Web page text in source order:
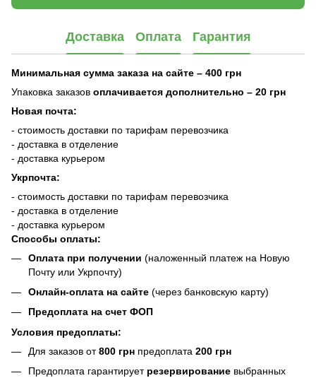
Доставка Оплата Гарантия
Минимальная сумма заказа на сайте – 400 грн
Упаковка заказов оплачивается дополнительно – 20 грн
Новая почта:
- стоимость доставки по тарифам перевозчика
- доставка в отделение
- доставка курьером
Укрпочта:
- стоимость доставки по тарифам перевозчика
- доставка в отделение
- доставка курьером
Способы оплаты:
Оплата при получении (наложенный платеж на Новую
Почту или Укрпочту)
Онлайн-оплата на сайте (через банковскую карту)
Предоплата на счет ФОП
Условия предоплаты:
Для заказов от800 грн предоплата 200 грн
Предоплата гарантирует резервирование выбранных